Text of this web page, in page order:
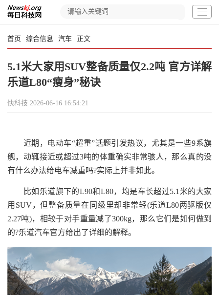
首页 综合信息 汽车 正文
5.1米大家用SUV整备质量仅2.2吨 官方详解
乐道L80“瘦身”秘诀
快科技 2026-06-16 16:54:21
近期，电动车“超重”话题引发热议，尤其是一些9系旗
舰，动辄接近或超过3吨的体重确实非常骇人，那么真的没
有什么办法给电车减重吗?实际上并非如此。
比如乐道旗下的L90和L80，均是车长超过5.1米的大家
用SUV，但整备质量在同级里却非常轻(乐道L80两驱版仅
2.27吨)，相较于对手重量减了300kg，那么它们是如何做到
的?乐道汽车官方给出了详细的解释。